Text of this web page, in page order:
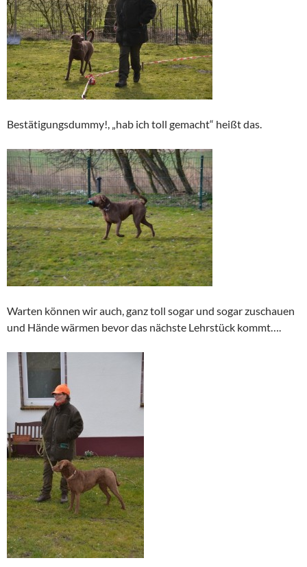
Bestätigungsdummy!, „hab ich toll gemacht“ heißt das.
Warten können wir auch, ganz toll sogar und sogar zuschauen
und Hände wärmen bevor das nächste Lehrstück kommt….